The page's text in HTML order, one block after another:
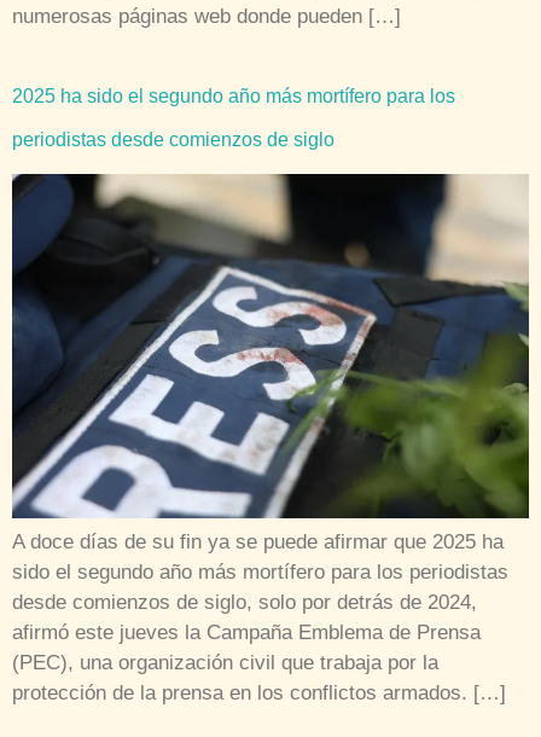
numerosas páginas web donde pueden […]
2025 ha sido el segundo año más mortífero para los
periodistas desde comienzos de siglo
A doce días de su fin ya se puede afirmar que 2025 ha
sido el segundo año más mortífero para los periodistas
desde comienzos de siglo, solo por detrás de 2024,
afirmó este jueves la Campaña Emblema de Prensa
(PEC), una organización civil que trabaja por la
protección de la prensa en los conflictos armados. […]